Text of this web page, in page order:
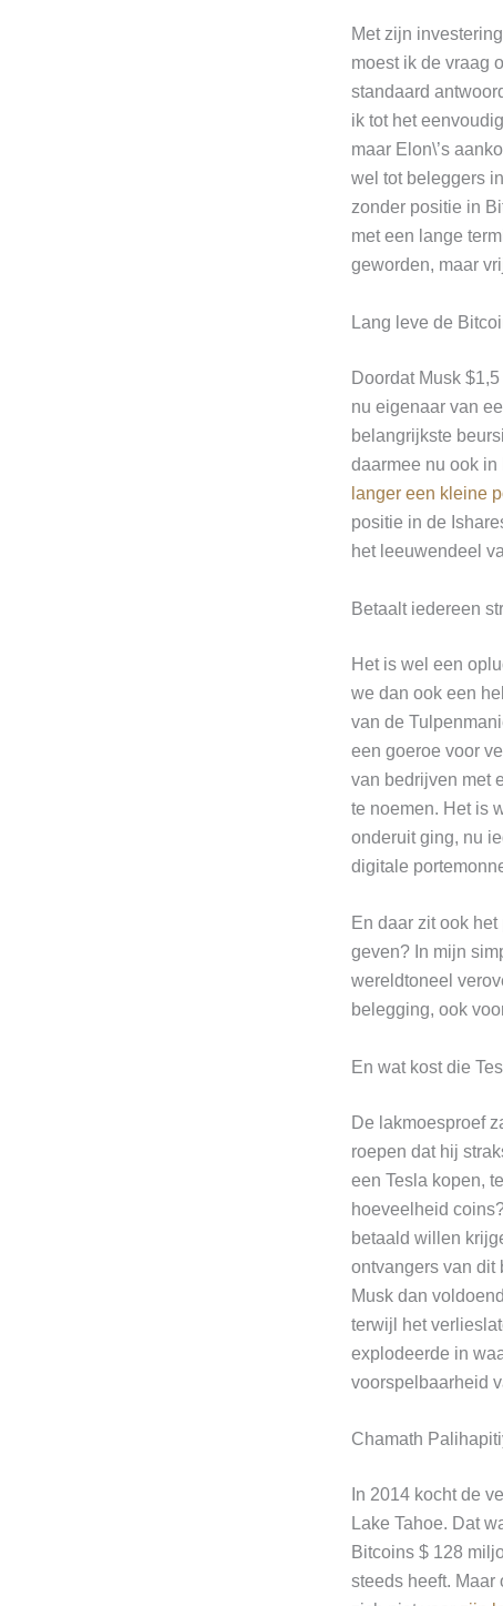
Met zijn
moest ik de vraag
standaard
ik tot het
maar Elon\’s
wel tot beleggers
zonder positie in
met een lange
geworden, maar
Lang leve de
Doordat Musk
nu eigenaar van
belangrijkste
daarmee nu ook
langer een kleine
positie in de
het leeuwendeel
Betaalt iedereen
Het is wel een
we dan ook een
van de
een goeroe voor
van bedrijven met
te noemen. Het is
onderuit ging, nu
digitale
En daar zit ook
geven? In mijn
wereldtoneel
belegging, ook
En wat kost die
De lakmoesproef
roepen dat hij
een Tesla kopen,
hoeveelheid
betaald willen
ontvangers van dit
Musk dan
terwijl het
explodeerde in
voorspelbaarheid
Chamath
In 2014 kocht de
Lake Tahoe. Dat
Bitcoins $ 128
steeds heeft. Maar